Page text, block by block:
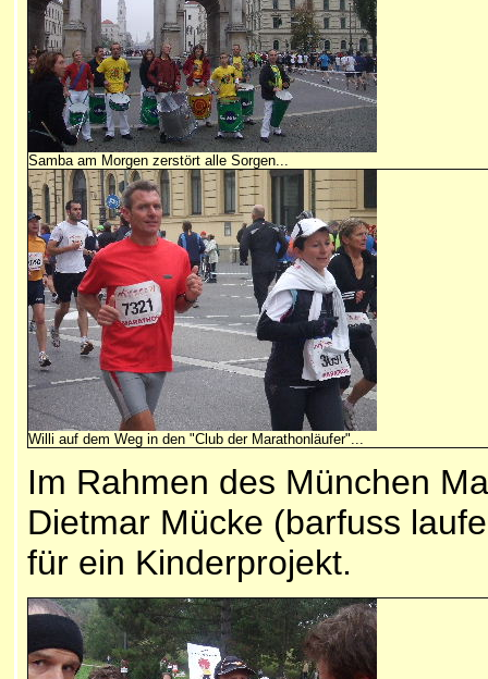
Samba am Morgen zerstört alle Sorgen...
Willi auf dem Weg in den "Club der Marathonläufer"...
Im Rahmen des München
Dietmar Mücke (barfuss
für ein Kinderprojekt.